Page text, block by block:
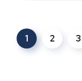
1 2 3